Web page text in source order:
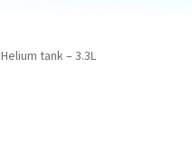
Helium tank – 3.3L